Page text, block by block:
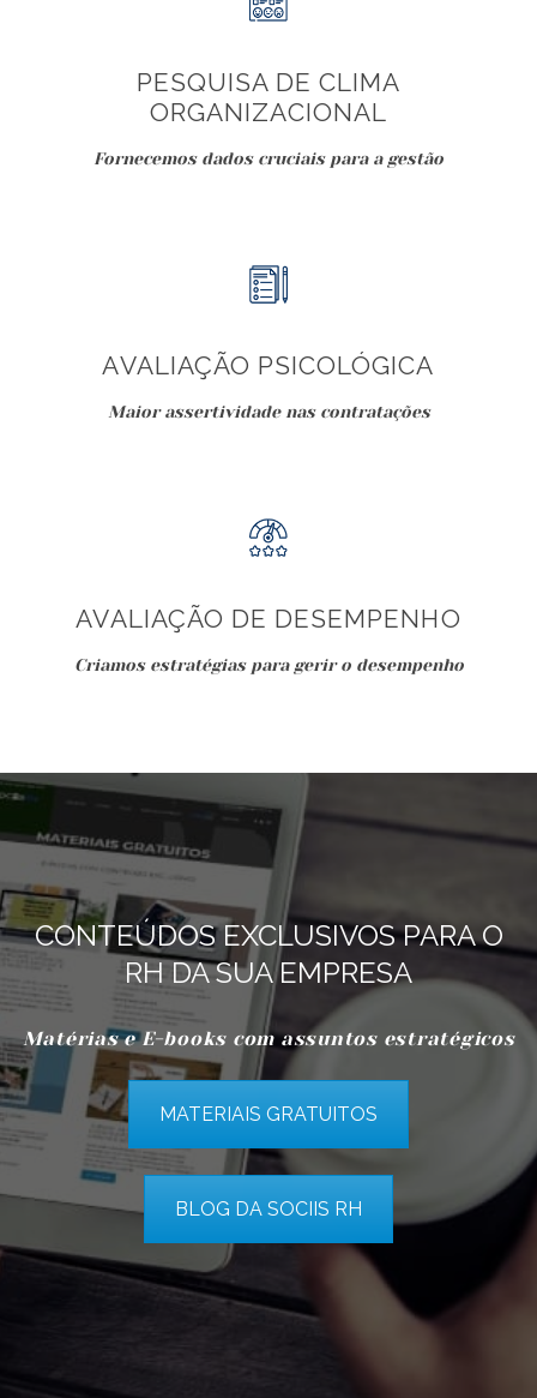
PESQUISA DE CLIMA
ORGANIZACIONAL
Fornecemos dados cruciais para a gestão
AVALIAÇÃO PSICOLÓGICA
Maior assertividade nas contratações
AVALIAÇÃO DE DESEMPENHO
Criamos estratégias para gerir o desempenho
CONTEÚDOS EXCLUSIVOS PARA O
RH DA SUA EMPRESA
Matérias e E-books com assuntos estratégicos
MATERIAIS GRATUITOS
BLOG DA SOCIIS RH